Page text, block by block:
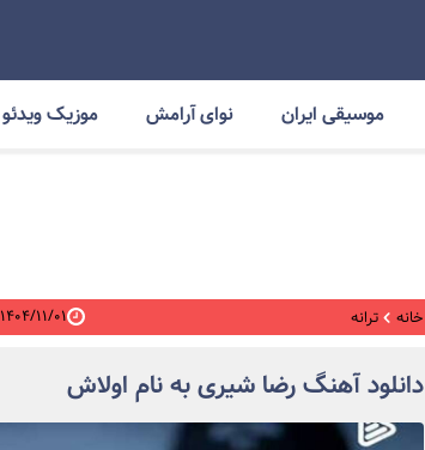
موسیقی ایران نوای آرامش موزیک ویدئو
خانه ترانه ۱۴۰۴/۱۱/۰۱ ۱۶:۴۶:۰۵
دانلود آهنگ رضا شیری به نام اولاش